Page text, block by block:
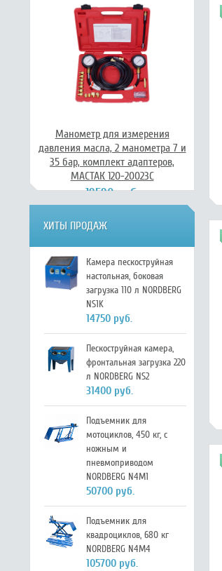
Манометр для измерения
давления масла, 2 манометра 7 и
35 бар, комплект адаптеров,
МАСТАК 120-20023C
19590 руб.
ХИТЫ ПРОДАЖ
Камера пескоструйная
настольная, боковая
загрузка 110 л NORDBERG
NS1K
14750 руб.
Пескоструйная камера,
фронтальная загрузка 220
л NORDBERG NS2
31400 руб.
Подъемник для
мотоциклов, 450 кг, с
ножным и
пневмоприводом
NORDBERG N4M1
50700 руб.
Подъемник для
квадроциклов, 680 кг
NORDBERG N4M4
105700 руб.